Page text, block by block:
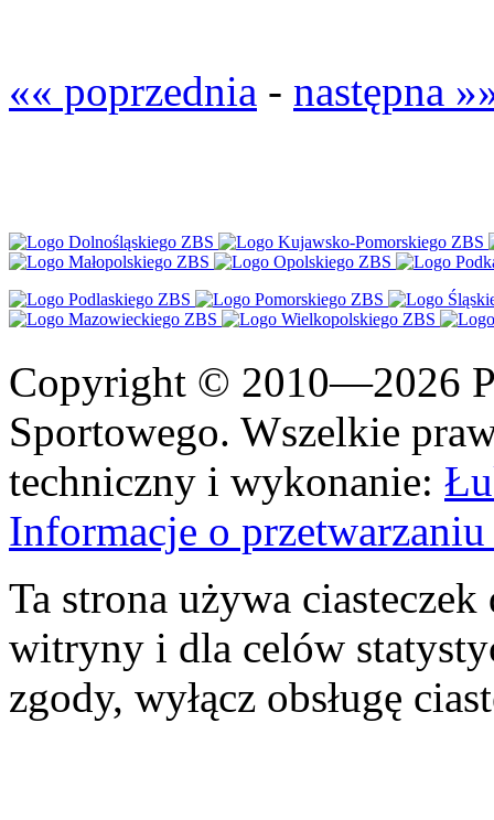
«« poprzednia - następna
Copyright © 2010—2026
Sportowego. Wszelkie
techniczny i wykonanie:
Informacje o
Ta strona używa
witryny i dla celów
zgody, wyłącz obsługę